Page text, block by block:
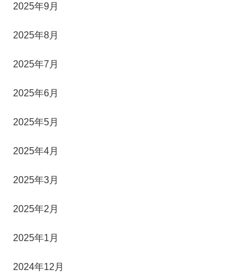
2025年9月
2025年8月
2025年7月
2025年6月
2025年5月
2025年4月
2025年3月
2025年2月
2025年1月
2024年12月